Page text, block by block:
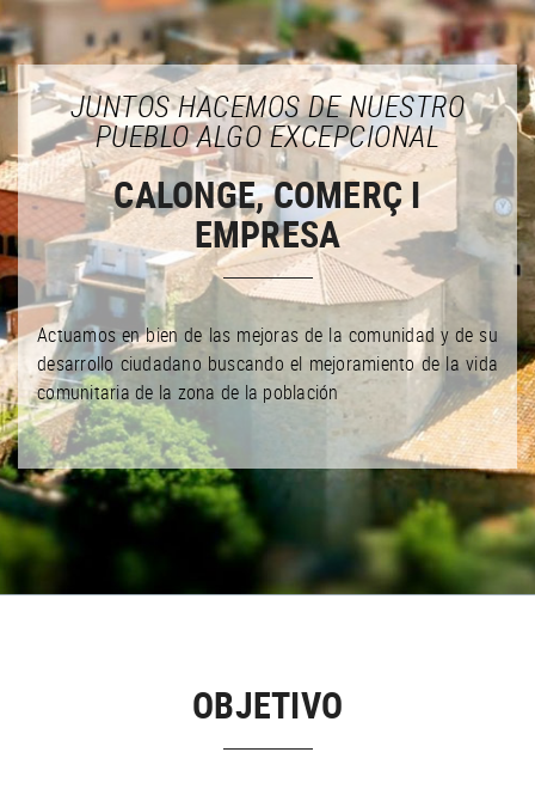
JUNTOS HACEMOS DE NUESTRO
PUEBLO ALGO EXCEPCIONAL
CALONGE, COMERÇ I
EMPRESA
Actuamos en bien de las mejoras de la comunidad y de su
desarrollo ciudadano buscando el mejoramiento de la vida
comunitaria de la zona de la población
OBJETIVO